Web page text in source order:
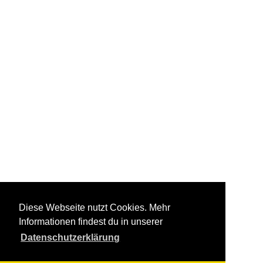
Diese Webseite nutzt Cookies. Mehr
Informationen findest du in unserer
Datenschutzerklärung